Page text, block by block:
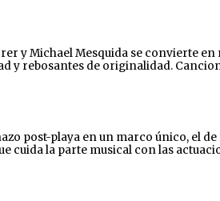
y Michael Mesquida se convierte
y rebosantes de originalidad.
post-playa en un marco único, el de
la parte musical con las